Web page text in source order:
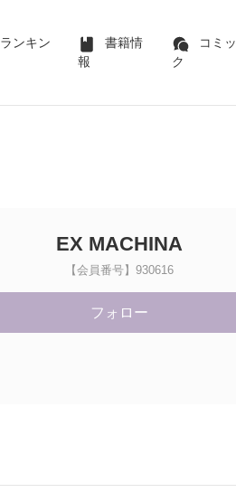
ランキン
書籍情
報
コミッ
ク
EX MACHINA
【会員番号】930616
フォロー